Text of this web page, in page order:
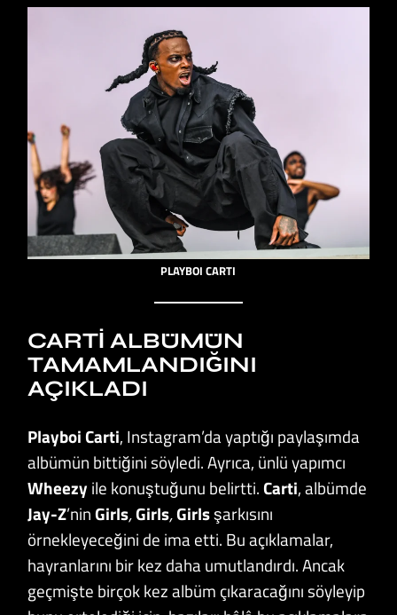
PLAYBOI CARTI
CARTI ALBÜMÜN
TAMAMLANDIĞINI
AÇIKLADI
Playboi Carti, Instagram’da yaptığı paylaşımda
albümün bittiğini söyledi. Ayrıca, ünlü yapımcı
Wheezy ile konuştuğunu belirtti.Carti, albümde
Jay-Z’ninGirls,Girls,Girlsşarkısını
örnekleyeceğini de ima etti. Bu açıklamalar,
hayranlarını bir kez daha umutlandırdı. Ancak
geçmişte birçok kez albüm çıkaracağını söyleyip